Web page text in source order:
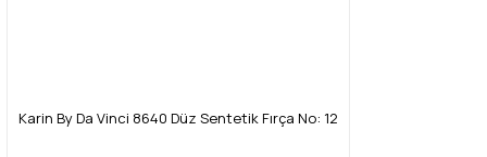
Karin By Da Vinci 8640 Düz Sentetik Fırça No: 12